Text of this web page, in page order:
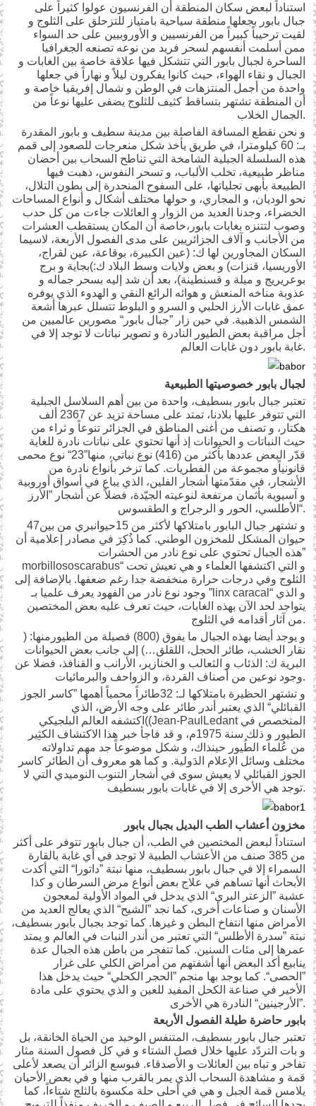
استناداً لبعض سكان المنطقة أن الفرنسيون عولوا كثيراً على
جبال بابور بجعلها منطقة سياحية بامتياز للتزحلق على الثلوج و
لقيت ترحيباً كبيراً من الفرنسيين و الأوروبيين على حد السواء
ممن أسلمت أنفسهم لسحر فريد من نوعه تصنعه الجغرافيا
الساحرة لجبال بابور التي تتشكل فيها علاقة خاصة بين الغابات و
الجبال و نقاء الهواء، حيث كانوا يفكرون ليلاً و نهاراً في جعلها
واحدة من أجمل المنتزهات في الوطن و شمال إفريقيا خاصة و
أن المنطقة تشتهر بتساقط كثيف للثلوج يضفى عليها نوعاً من
الجمال الخلاب.
و نحن نقطع المسافة الفاصلة بين مدينة سطيف و بابور المقدرة
بـ: 60 كيلومترا، في طريق يأخذ شكل منعرجات للصعود إلى قمم
هذه السلسلة الجبلية الشامخة التي تناطح السحاب بين أحضان
مناظر طبيعية، تخلب الألباب، و تسحر النفوس، ذهبت فيها
الطبيعة بأبهى تجلياتها، على السفوح المنحدرة إلى بطون التلال،
نحو الوديان، و المجاري، و حولها مختلف أشكال و أنواع المساحات
الخضراء، وجدنا العديد من الزوار و العائلات جاءت من كل حدب
وصوب لتتنزه بغابات بابور،خاصة أن المكان يستقطب العشرات
من الأجانب و آلاف الجزائريين على مدى الفصول الأربعة، لاسيما
السكان المجاورين لها ك: (عين الكبيرة، بوقاعة، عين لقراج،
الأوريسيا، قنزات) و بعض ولايات وسط البلاد ك:)بجاية و برج
بوعريريج و ميلة و قسنطينة)، بعد أن شد إليه بسحر جماله و
عذوبة مناخه المنعش و هوائه الرائع النقي و الهدوء الذي يوفره
عمق غابات الأرز الحلبي و السرو و البلوط تتسلل عبرها أشعة
الشمس الذهبية. في حين زار ”جبال بابور“ مصورين عالميين من
أجل مراقبة بعض الطيور النادرة و تصوير نباتات لا توجد إلا في
غابة بابور دون غابات العالم.
لجبال بابور خصوصيتها الطبيعية
تعتبر جبال بابور بسطيف، واحدة من بين أهم السلاسل الجبلية
التي تتوفر عليها بلادنا، تمتد على مساحة تزيد عن 2367 ألف
هكتار، و تصنف من أغنى المناطق في الجزائر تنوعاً و ثراء من
حيث النباتات و الحيوانات إذ أنها تحتوي على نباتات نادرة للغاية
قدّر البعض عددها بأكثر من (416) نوع نباتي، منها”23“ نوع محمى
قانونياًو مجموعة من الفطريات. كما تزخر بأنواع نادرة من
الأشجار، في مقدّمتها أشجار الفلين، الذي يباع في أسواق أوروبية
و آسيوية بأثمان مرتفعة لنوعيته الجيّدة، فضلاً عن أشجار ”الأرز
الأطلسي، الحور و الرجراج و الطقسوس“.
و تشتهر جبال البابور بامتلاكها لأكثر من 15حيوانبري من بين47
حيوان المشكل للمخزون الوطني. كما ذُكِرَ في مصادر إعلامية أن
هذه الجبال تحتوي على نوع نادر من الحشرات”
morbillososcarabus“ و التي اكتشفها العلماء و هي تعيش تحت
الثلوج وفي درجات حرارة منخفضة جدا رغم ضعفها. بالإضافة إلى
وجود نوع نادر من الفهود يعرف علميا بـ ”linx caracal“ و الذي
يتواجد لحد الآن بهذه الغابات، حيث تعرف عليه بعض المختصين
من آثار أقدامه في الثلوج.
و يوجد أيضا بهذه الجبال ما يفوق (800) فصيلة من الطيورمنها: (
نقار الخشب، طائر الحجل، اللقلق…) إلى جانب بعض الحيوانات
البرية ك: الذئاب و الثعالب و الخنازير، الأرانب و القنافذ، فضلا عن
وجود نوعين من أصناف القردة، و الزواحف والبرمائيات.
و تشتهر الحظيرة بامتلاكها لـ: 32طائراً محمياً أهمها ”كاسر الجوز
القبائلي“ الذي يعتبر أندر طائر على وجه الأرض، الذي
اكتشفه العالم البلجيكي((Jean-PaulLedant المتخصص في
الطيور و ذلك سنة 1975م، و قد فاجأ خبر هذا الاكتشاف الكثِير
من عُلماء الطُيور حينذاك، و شكل موضوعاً جد مهم تداولاته
مختلف وسائل الإعلام الدَولية. و كما هو معروف أن الطائر كاسر
الجوز القبائلي لا يعيش سوى في أشجار التنوب النوميدي التي لا
توجد هي الأخرى إلا في غابات بابور بسطيف.
مخزون أعشاب الطب البديل بجبال بابور
استناداً لبعض المختصين في الطب، أن جبال بابور تتوفر على أكثر
من 385 صنف من الأعشاب الطبية لا توجد في أي غابة بالقارة
السمراء إلا في جبال بابور بسطيف، منها نبتة ”داتورا“ التي أكدت
الأبحاث أنها تساهم في علاج بعض أنواع مرض السرطان و كذا
عشبة ”الزعتر البري“ الذي يدخل في المواد الأولية لمعجون
الأسنان و صناعات أخرى، كما نجد ”الشيح“ الذي يعالج العديد من
الأمراض منها انتفاخ البطن و غيرها. كما توجد بجبال بابور بسطيف،
نبتة ”سدرة الأطلس“ التي تعتبر من أندر النبات في العالم و يمتد
عمرها إلى مئات السنين. كما تتفجر من باطن هذه الجبال عدة
ينابيع أكد البعض أنها أشفتهم من أمراض الكلي على غرار
”الحصى“. كما يوجد بها منجم ”الحجر الكحلي“ حيث يدخل هذا
الأخير في صناعة الكحل المفيد للعين و الذي يحتوي على مادة
”الأرجينين“ النادرة هي الأخرى.
بابور حاضرة طيلة الفصول الأربعة
تعتبر جبال بابور بسطيف، المتنفس الوحيد من الحياة الخانقة، بل
و بات التردّد عليها خلال فصل الشتاء و في كل فصول السنة مثار
تفاخر و تباه بين العائلات و الأصدقاء. فبوسع الزائر أن يصعد لأعلى
قمة و مشاهدة السحاب الذي يمر بالقرب منها و في بعض الأحيان
يلامس قمة الجبل و هي في أحلى حلة مكسوة بالثلج شتاءاً، كما